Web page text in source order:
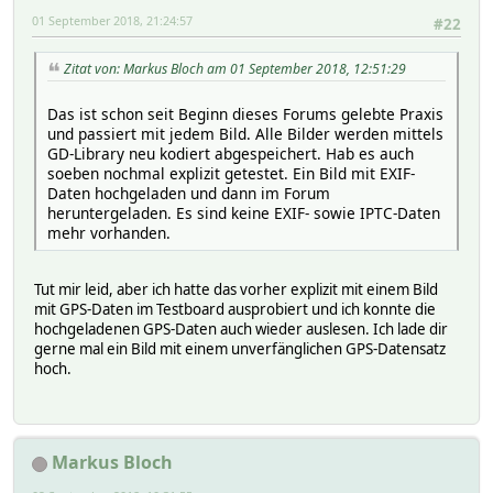
#22
01 September 2018, 21:24:57
Zitat von: Markus Bloch am 01 September 2018, 12:51:29
Das ist schon seit Beginn dieses Forums gelebte Praxis
und passiert mit jedem Bild. Alle Bilder werden mittels
GD-Library neu kodiert abgespeichert. Hab es auch
soeben nochmal explizit getestet. Ein Bild mit EXIF-
Daten hochgeladen und dann im Forum
heruntergeladen. Es sind keine EXIF- sowie IPTC-Daten
mehr vorhanden.
Tut mir leid, aber ich hatte das vorher explizit mit einem Bild
mit GPS-Daten im Testboard ausprobiert und ich konnte die
hochgeladenen GPS-Daten auch wieder auslesen. Ich lade dir
gerne mal ein Bild mit einem unverfänglichen GPS-Datensatz
hoch.
Markus Bloch